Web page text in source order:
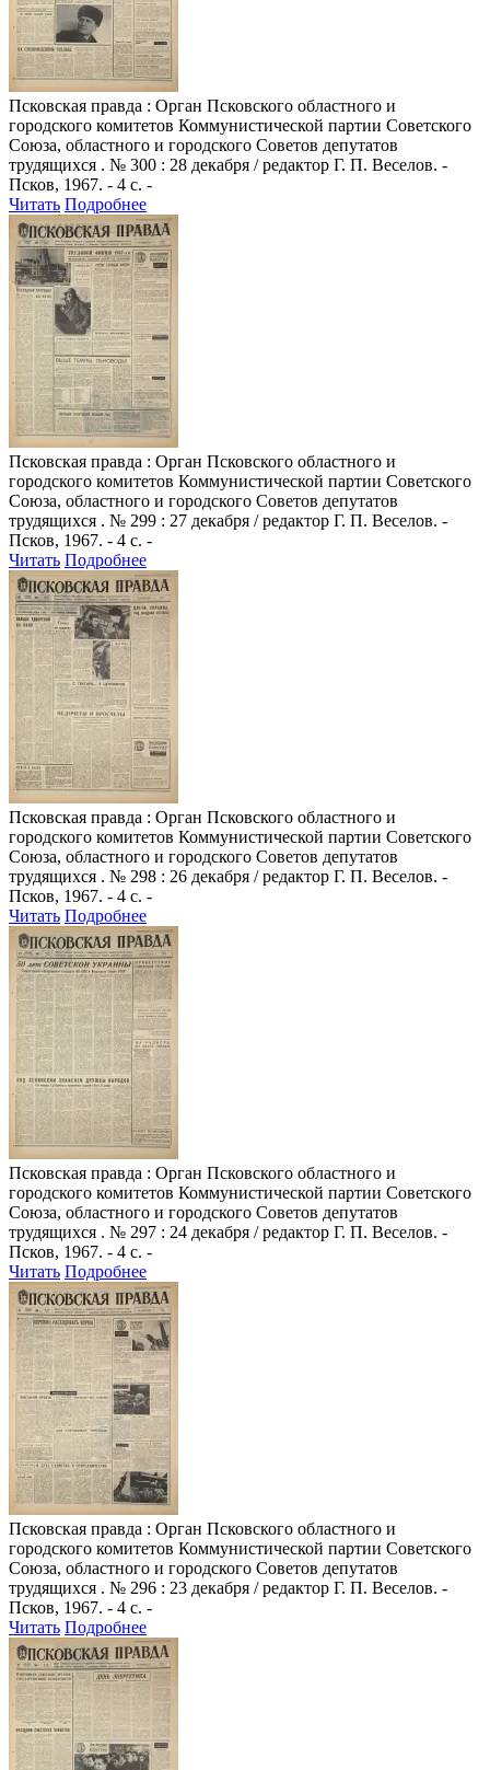
Псковская правда : Орган Псковского областного и
городского комитетов Коммунистической партии Советского
Союза, областного и городского Советов депутатов
трудящихся . № 300 : 28 декабря / редактор Г. П. Веселов. -
Псков, 1967. - 4 с. -
Читать Подробнее
Псковская правда : Орган Псковского областного и
городского комитетов Коммунистической партии Советского
Союза, областного и городского Советов депутатов
трудящихся . № 299 : 27 декабря / редактор Г. П. Веселов. -
Псков, 1967. - 4 с. -
Читать Подробнее
Псковская правда : Орган Псковского областного и
городского комитетов Коммунистической партии Советского
Союза, областного и городского Советов депутатов
трудящихся . № 298 : 26 декабря / редактор Г. П. Веселов. -
Псков, 1967. - 4 с. -
Читать Подробнее
Псковская правда : Орган Псковского областного и
городского комитетов Коммунистической партии Советского
Союза, областного и городского Советов депутатов
трудящихся . № 297 : 24 декабря / редактор Г. П. Веселов. -
Псков, 1967. - 4 с. -
Читать Подробнее
Псковская правда : Орган Псковского областного и
городского комитетов Коммунистической партии Советского
Союза, областного и городского Советов депутатов
трудящихся . № 296 : 23 декабря / редактор Г. П. Веселов. -
Псков, 1967. - 4 с. -
Читать Подробнее